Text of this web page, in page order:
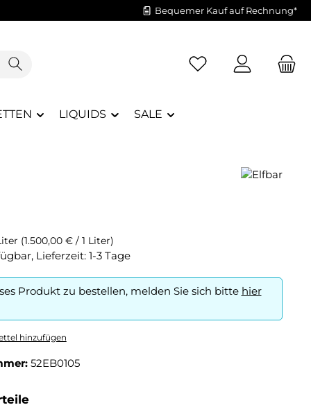
Bequemer Kauf auf Rechnung*
Du hast 0 Produkte
LIQUIDS SALE
(1.500,00 € / 1 Liter)
Lieferzeit: 1-3 Tage
Produkt zu bestellen, melden Sie sich bitte hier
hinzufügen
52EB0105